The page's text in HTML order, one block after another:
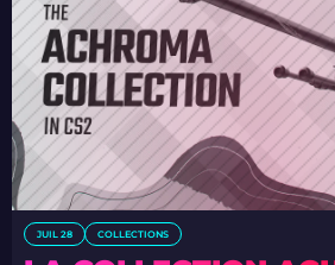
JUIL 28 COLLECTIONS